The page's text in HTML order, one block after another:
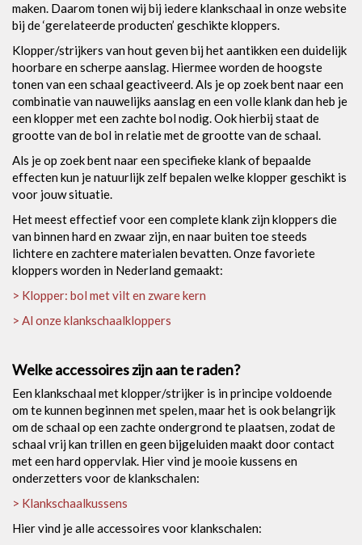
maken. Daarom tonen wij bij iedere klankschaal in onze website
bij de ‘gerelateerde producten’ geschikte kloppers.
Klopper/strijkers van hout geven bij het aantikken een duidelijk
hoorbare en scherpe aanslag. Hiermee worden de hoogste
tonen van een schaal geactiveerd. Als je op zoek bent naar een
combinatie van nauwelijks aanslag en een volle klank dan heb je
een klopper met een zachte bol nodig. Ook hierbij staat de
grootte van de bol in relatie met de grootte van de schaal.
Als je op zoek bent naar een specifieke klank of bepaalde
effecten kun je natuurlijk zelf bepalen welke klopper geschikt is
voor jouw situatie.
Het meest effectief voor een complete klank zijn kloppers die
van binnen hard en zwaar zijn, en naar buiten toe steeds
lichtere en zachtere materialen bevatten. Onze favoriete
kloppers worden in Nederland gemaakt:
> Klopper: bol met vilt en zware kern
> Al onze klankschaalkloppers
Welke accessoires zijn aan te raden?
Een klankschaal met klopper/strijker is in principe voldoende
om te kunnen beginnen met spelen, maar het is ook belangrijk
om de schaal op een zachte ondergrond te plaatsen, zodat de
schaal vrij kan trillen en geen bijgeluiden maakt door contact
met een hard oppervlak. Hier vind je mooie kussens en
onderzetters voor de klankschalen:
> Klankschaalkussens
Hier vind je alle accessoires voor klankschalen: